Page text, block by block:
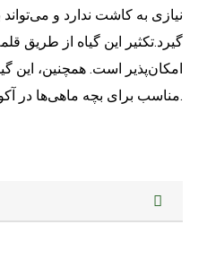
نیازی به کاشت ندارد و
گیرد.تکثیر این گیاه از طریق
امکان‌پذیر است. همچنین، این
مناسب برای بچه ماهی‌ها در آکواریوم‌ها عمل کند.